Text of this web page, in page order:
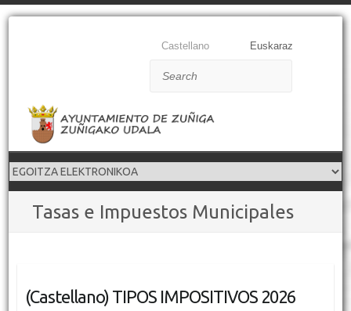
Castellano Euskaraz
Tasas e Impuestos Municipales
(Castellano) TIPOS IMPOSITIVOS 2026